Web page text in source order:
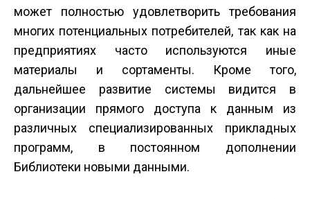
может полностью удовлетворить требования
многих потенциальных потребителей, так как на
предприятиях часто используются иные
материалы и сортаменты. Кроме того,
дальнейшее развитие системы видится в
организации прямого доступа к данным из
различных специализированных прикладных
программ, в постоянном дополнении
Библиотеки новыми данными.